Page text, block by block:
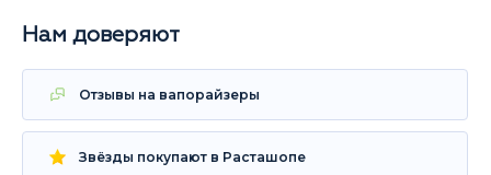
Нам доверяют
Отзывы на вапорайзеры
Звёзды покупают в Расташопе